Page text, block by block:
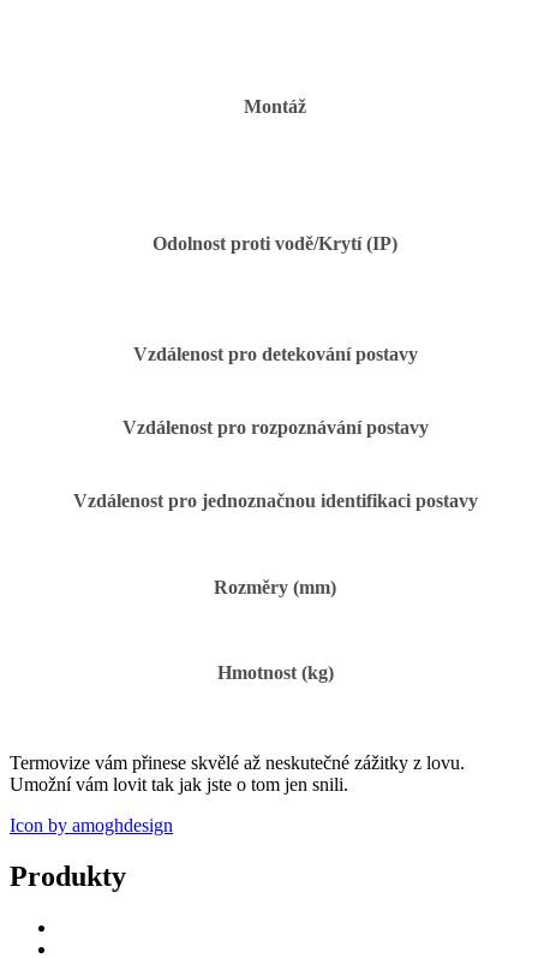
Montáž
Odolnost proti vodě/Krytí (IP)
Vzdálenost pro detekování postavy
Vzdálenost pro rozpoznávání postavy
Vzdálenost pro jednoznačnou identifikaci postavy
Rozměry (mm)
Hmotnost (kg)
Termovize vám přinese skvělé až neskutečné zážitky z lovu.
Umožní vám lovit tak jak jste o tom jen snili.
Icon by amoghdesign
Produkty